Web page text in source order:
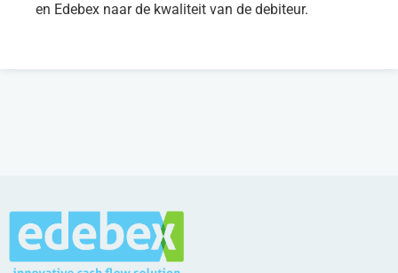
en Edebex naar de kwaliteit van de debiteur.